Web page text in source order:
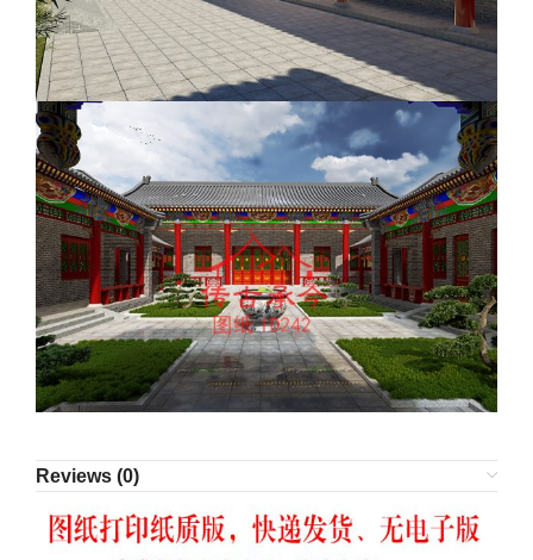
Reviews (0)